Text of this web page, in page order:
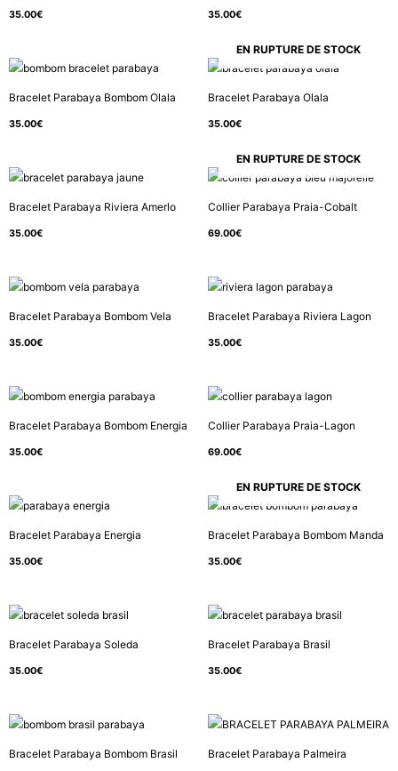
35.00€ 35.00€
Bracelet Parabaya Bombom Olala
35.00€
EN RUPTURE DE STOCK
Bracelet Parabaya Olala
35.00€
Bracelet Parabaya Riviera Amerlo
35.00€
EN RUPTURE DE STOCK
Collier Parabaya Praia-Cobalt
69.00€
Bracelet Parabaya Bombom Vela
35.00€
Bracelet Parabaya Riviera Lagon
35.00€
Bracelet Parabaya Bombom Energia
35.00€
Collier Parabaya Praia-Lagon
69.00€
Bracelet Parabaya Energia
35.00€
EN RUPTURE DE STOCK
Bracelet Parabaya Bombom Manda
35.00€
Bracelet Parabaya Soleda
35.00€
Bracelet Parabaya Brasil
35.00€
Bracelet Parabaya Bombom Brasil Bracelet Parabaya Palmeira